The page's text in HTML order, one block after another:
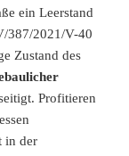
ein Leerstand
387/2021/V-40
Zustand des
Profitieren
in der